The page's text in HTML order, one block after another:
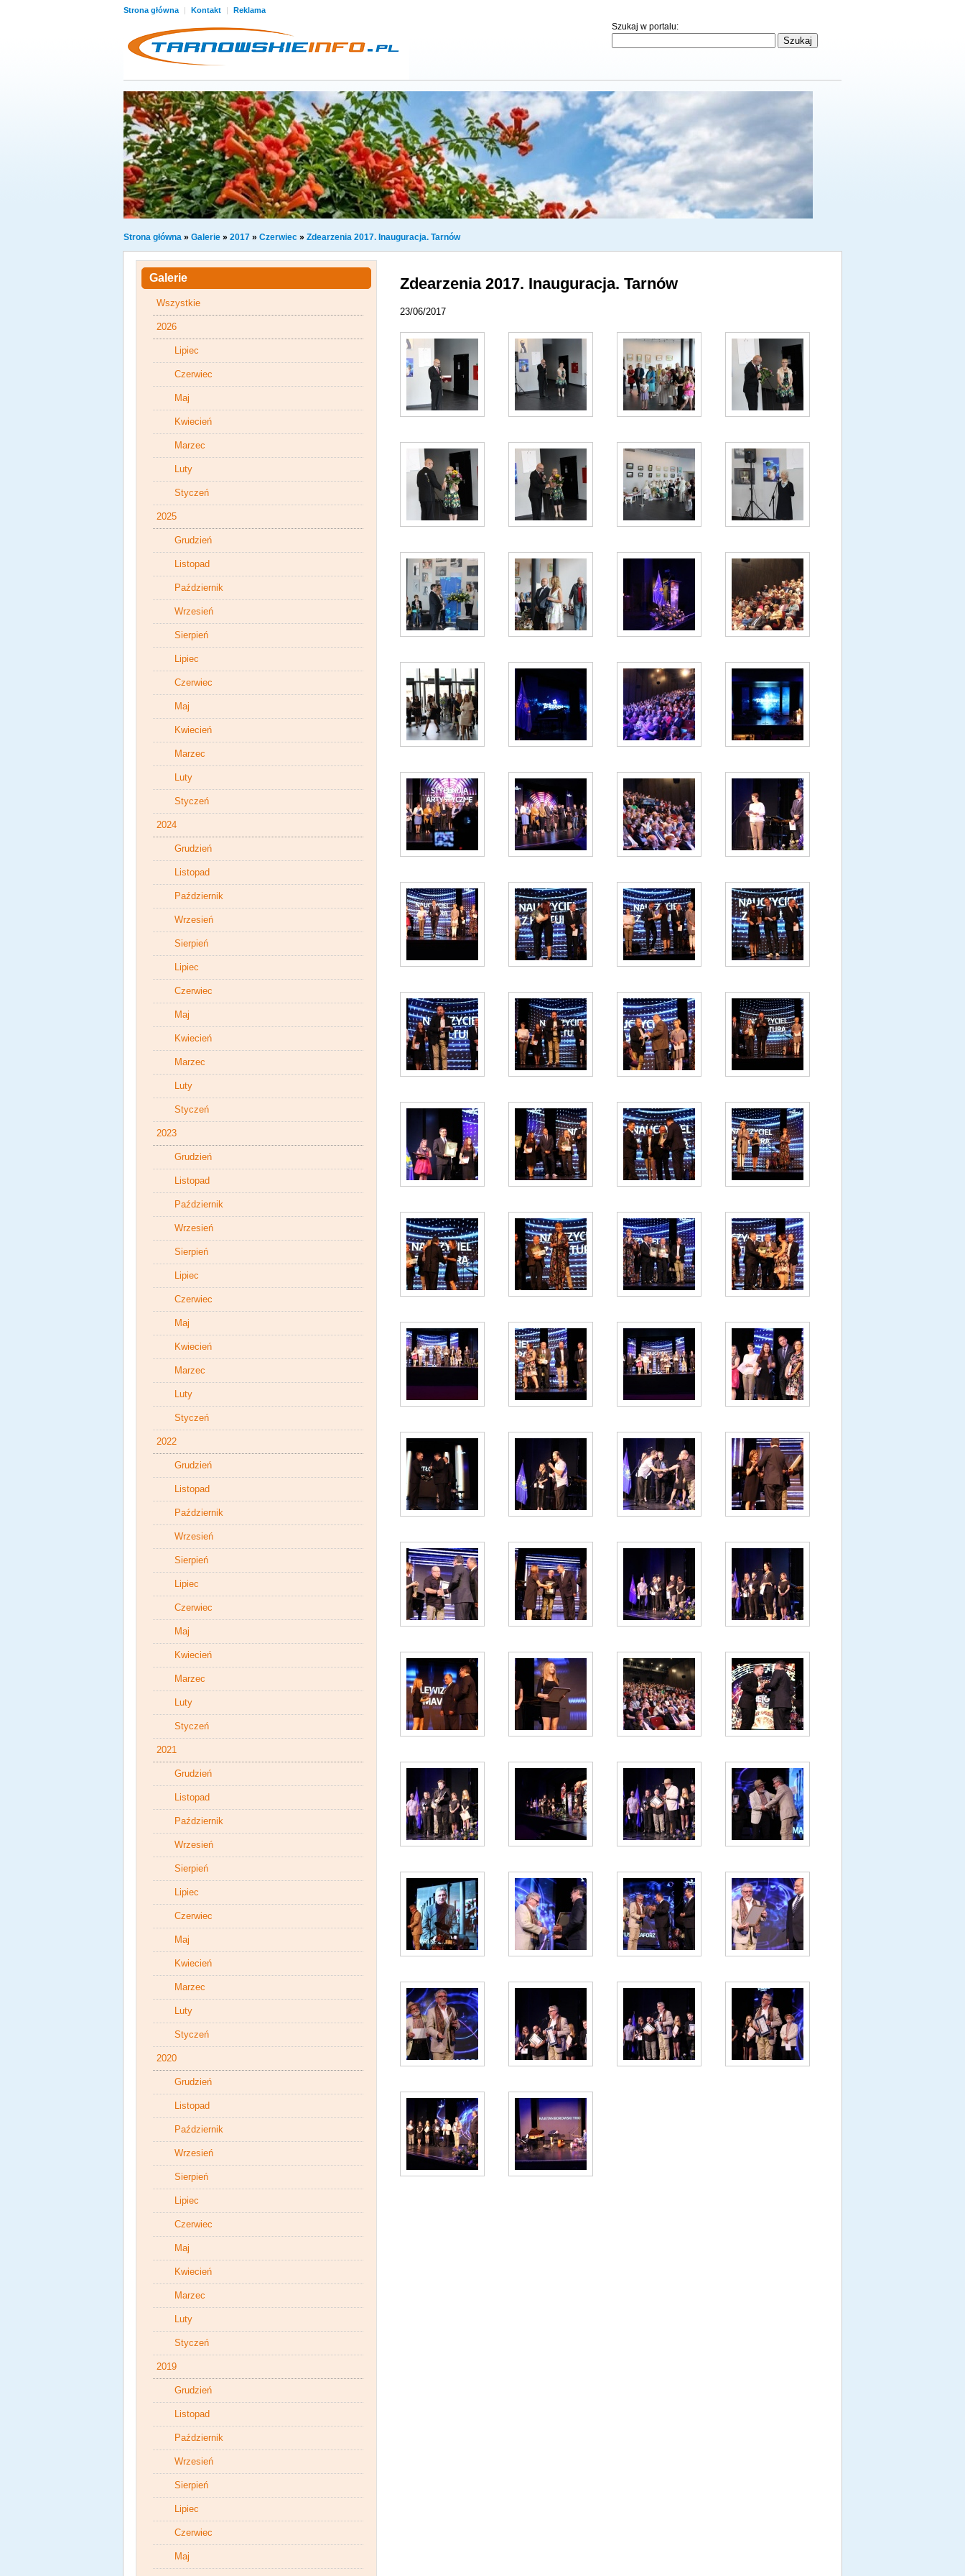
Strona główna | Kontakt | Reklama
Szukaj w portalu:
Strona główna » Galerie » 2017 » Czerwiec » Zdearzenia 2017. Inauguracja. Tarnów
Zdearzenia 2017. Inauguracja. Tarnów
23/06/2017
Galerie
Wszystkie
2026
Lipiec
Czerwiec
Maj
Kwiecień
Marzec
Luty
Styczeń
2025
Grudzień
Listopad
Październik
Wrzesień
Sierpień
Lipiec
Czerwiec
Maj
Kwiecień
Marzec
Luty
Styczeń
2024
Grudzień
Listopad
Październik
Wrzesień
Sierpień
Lipiec
Czerwiec
Maj
Kwiecień
Marzec
Luty
Styczeń
2023
Grudzień
Listopad
Październik
Wrzesień
Sierpień
Lipiec
Czerwiec
Maj
Kwiecień
Marzec
Luty
Styczeń
2022
Grudzień
Listopad
Październik
Wrzesień
Sierpień
Lipiec
Czerwiec
Maj
Kwiecień
Marzec
Luty
Styczeń
2021
Grudzień
Listopad
Październik
Wrzesień
Sierpień
Lipiec
Czerwiec
Maj
Kwiecień
Marzec
Luty
Styczeń
2020
Grudzień
Listopad
Październik
Wrzesień
Sierpień
Lipiec
Czerwiec
Maj
Kwiecień
Marzec
Luty
Styczeń
2019
Grudzień
Listopad
Październik
Wrzesień
Sierpień
Lipiec
Czerwiec
Maj